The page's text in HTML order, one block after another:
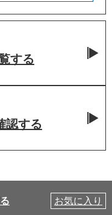
する
認する
お気に入り